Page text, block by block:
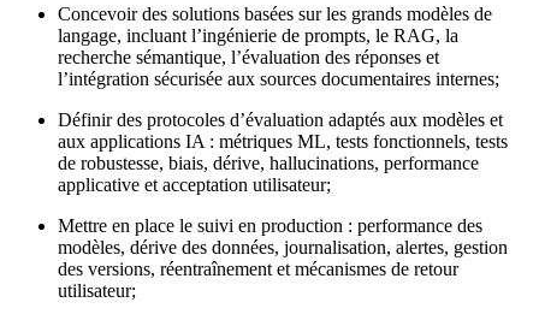
Concevoir des solutions basées sur les grands modèles de
langage, incluant l’ingénierie de prompts, le RAG, la
recherche sémantique, l’évaluation des réponses et
l’intégration sécurisée aux sources documentaires internes;
Définir des protocoles d’évaluation adaptés aux modèles et
aux applications IA : métriques ML, tests fonctionnels, tests
de robustesse, biais, dérive, hallucinations, performance
applicative et acceptation utilisateur;
Mettre en place le suivi en production : performance des
modèles, dérive des données, journalisation, alertes, gestion
des versions, réentraînement et mécanismes de retour
utilisateur;